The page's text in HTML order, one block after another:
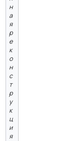
н
а
я
р
е
к
о
н
с
т
р
у
к
ц
и
я